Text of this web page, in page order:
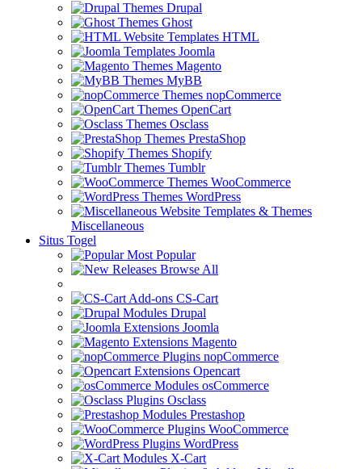
Drupal
Ghost
HTML
Joomla
Magento
MyBB
nopCommerce
OpenCart
Osclass
PrestaShop
Shopify
Tumblr
WooCommerce
WordPress
Miscellaneous
Situs Togel
Most Popular
Browse All
CS-Cart
Drupal
Joomla
Magento
nopCommerce
Opencart
osCommerce
Osclass
Prestashop
WooCommerce
WordPress
X-Cart